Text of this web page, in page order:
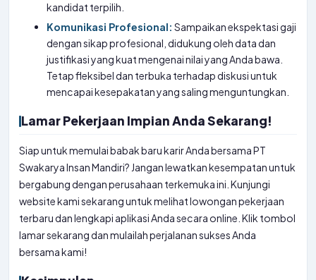
kandidat terpilih.
Komunikasi Profesional: Sampaikan ekspektasi gaji
dengan sikap profesional, didukung oleh data dan
justifikasi yang kuat mengenai nilai yang Anda bawa.
Tetap fleksibel dan terbuka terhadap diskusi untuk
mencapai kesepakatan yang saling menguntungkan.
Lamar Pekerjaan Impian Anda Sekarang!
Siap untuk memulai babak baru karir Anda bersama PT
Swakarya Insan Mandiri? Jangan lewatkan kesempatan untuk
bergabung dengan perusahaan terkemuka ini. Kunjungi
website kami sekarang untuk melihat lowongan pekerjaan
terbaru dan lengkapi aplikasi Anda secara online. Klik tombol
lamar sekarang dan mulailah perjalanan sukses Anda
bersama kami!